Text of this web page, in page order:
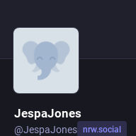
JespaJones
@JespaJones nrw.social